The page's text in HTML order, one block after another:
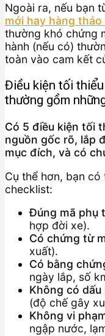
Ngoài ra, nếu bạn
mới hay hàng tháo
thường khó chứng
hành (nếu có)
toàn vào cam kết
Điều kiện tối thiểu
thường gồm
Có 5 điều kiện tối
nguồn gốc rõ, lắp
mục đích, và có
Cụ thể hơn, bạn
checklist:
Đúng mã phụ
hợp đời xe).
Có chứng từ
xuất).
Có bằng
ngày lắp, số
Không có
(độ chế gây
Không vi
ngập nước,